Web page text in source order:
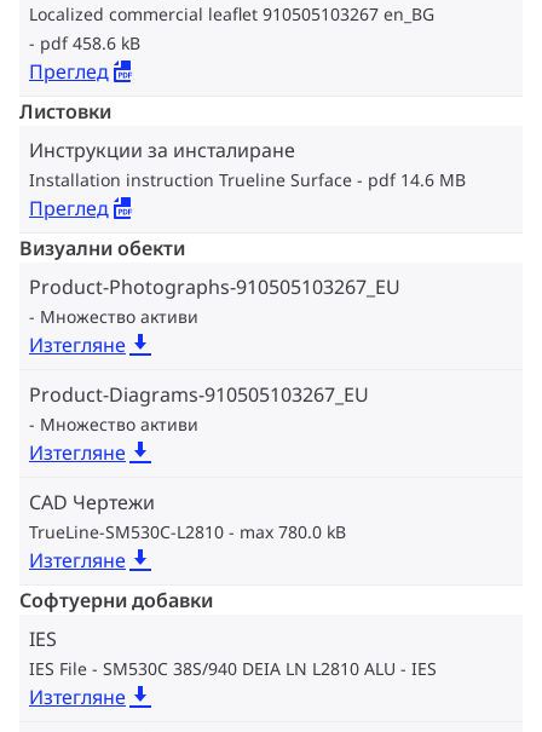
Localized commercial leaflet 910505103267 en_BG
pdf 458.6 kB
Преглед
Листовки
Инструкции за инсталиране
Installation instruction Trueline Surface pdf 14.6 MB
Преглед
Визуални обекти
Product-Photographs-910505103267_EU
Множество активи
Изтегляне
Product-Diagrams-910505103267_EU
Множество активи
Изтегляне
CAD Чертежи
TrueLine-SM530C-L2810 max 780.0 kB
Изтегляне
Софтуерни добавки
IES
IES File - SM530C 38S/940 DEIA LN L2810 ALU IES
Изтегляне